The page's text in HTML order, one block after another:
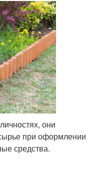
они
при оформлении
средства.